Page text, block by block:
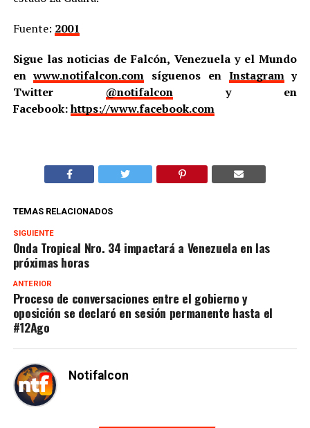
Fuente: 2001
Sigue las noticias de Falcón, Venezuela y el Mundo
enwww.notifalcon.com síguenos en Instagramy
Twitter @notifalcony en
Facebook:https://www.facebook.com
TEMAS RELACIONADOS
SIGUIENTE
Onda Tropical Nro. 34 impactará a Venezuela en las
próximas horas
ANTERIOR
Proceso de conversaciones entre el gobierno y
oposición se declaró en sesión permanente hasta el
#12Ago
Notifalcon